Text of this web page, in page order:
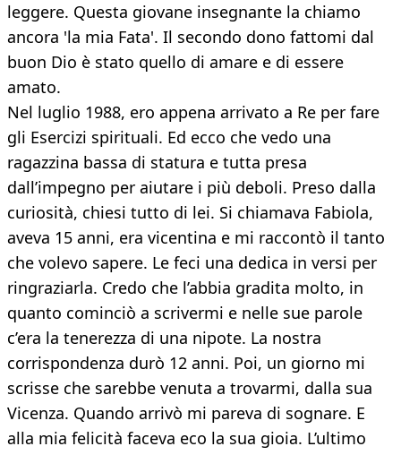
leggere. Questa giovane insegnante la chiamo
ancora 'la mia Fata'. Il secondo dono fattomi dal
buon Dio è stato quello di amare e di essere
amato.
Nel luglio 1988, ero appena arrivato a Re per fare
gli Esercizi spirituali. Ed ecco che vedo una
ragazzina bassa di statura e tutta presa
dall’impegno per aiutare i più deboli. Preso dalla
curiosità, chiesi tutto di lei. Si chiamava Fabiola,
aveva 15 anni, era vicentina e mi raccontò il tanto
che volevo sapere. Le feci una dedica in versi per
ringraziarla. Credo che l’abbia gradita molto, in
quanto cominciò a scrivermi e nelle sue parole
c’era la tenerezza di una nipote. La nostra
corrispondenza durò 12 anni. Poi, un giorno mi
scrisse che sarebbe venuta a trovarmi, dalla sua
Vicenza. Quando arrivò mi pareva di sognare. E
alla mia felicità faceva eco la sua gioia. L’ultimo